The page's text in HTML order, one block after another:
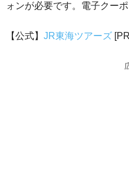
ォンが必要です。電子クーポ
【公式】 JR東海ツアーズ